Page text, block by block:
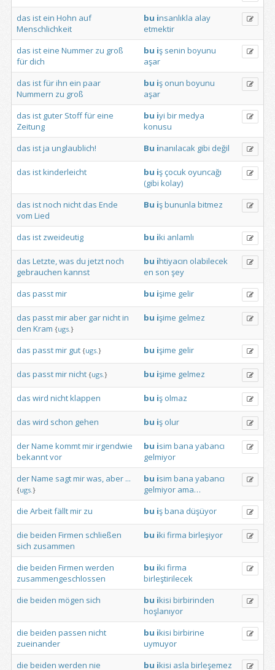
das ist ein Hohn auf
Menschlichkeit
bu insanlıkla alay
etmektir
das ist eine Nummer zu groß
für dich
bu iş senin boyunu
aşar
das istfürihn ein paar
Nummern zu groß
bu iş onun boyunu
aşar
das ist guter Stofffür eine
Zeitung
bu iyi birmedya
konusu
das istja unglaublich! Bu inanılacak gibi değil
das istkinderleicht bu iş çocuk oyuncağı
(gibi kolay)
das istnoch nicht das Ende
vom Lied
Bu işbununla bitmez
das ist zweideutig bu iki anlamlı
das Letzte,was du jetztnoch
gebrauchen kannst
bu ihtiyacın olabilecek
en son şey
das passtmir bu işime gelir
das passtmir aber garnichtin
den Kram {ugs.}
bu işime gelmez
das passtmir gut {ugs.} bu işime gelir
das passtmirnicht {ugs.} bu işime gelmez
das wird nichtklappen bu iş olmaz
das wird schon gehen bu iş olur
derName kommtmirirgendwie
bekanntvor
bu isim bana yabancı
gelmiyor
derName sagtmirwas, aber ...
{ugs.}
bu isim bana yabancı
gelmiyor ama…
die Arbeitfälltmir zu bu işbana düşüyor
die beiden Firmen schließen
sich zusammen
bu iki firma birleşiyor
die beiden Firmen werden
zusammengeschlossen
bu iki firma
birleştirilecek
die beiden mögen sich bu ikisi birbirinden
hoşlanıyor
die beiden passen nicht
zueinander
bu ikisi birbirine
uymuyor
die beiden werden nie bu ikisi asla birleşemez